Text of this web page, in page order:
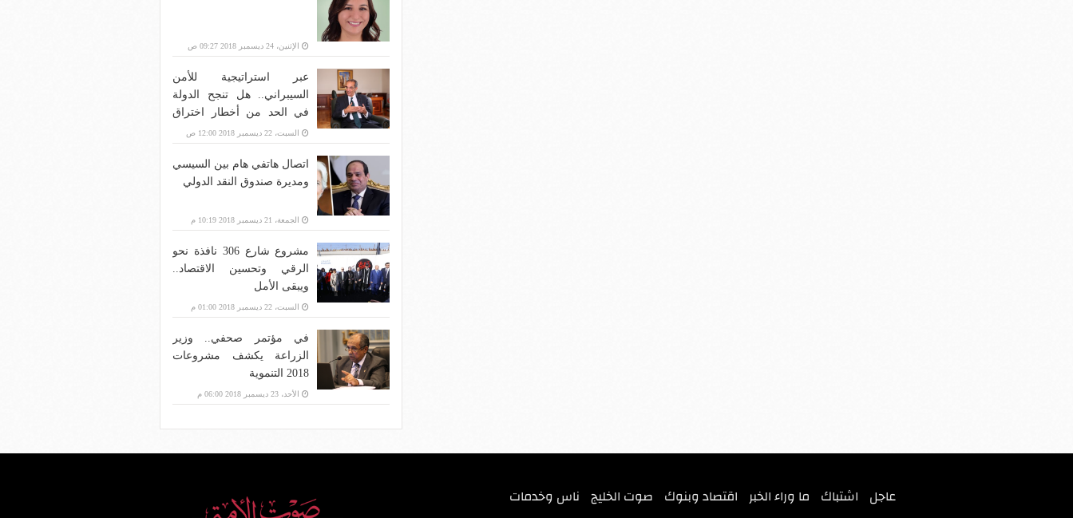
الإثنين، 24 ديسمبر 2018 09:27 ص
عبر استراتيجية للأمن
السيبراني.. هل تنجح الدولة
في الحد من أخطار اختراق
بنية الاتصالات؟
السبت، 22 ديسمبر 2018 12:00 ص
اتصال هاتفي هام بين السيسي
ومديرة صندوق النقد الدولي
الجمعة، 21 ديسمبر 2018 10:19 م
مشروع شارع 306 نافذة نحو
الرقي وتحسين الاقتصاد..
ويبقى الأمل
السبت، 22 ديسمبر 2018 01:00 م
في مؤتمر صحفي.. وزير
الزراعة يكشف مشروعات
2018 التنموية
الأحد، 23 ديسمبر 2018 06:00 م
عاجل اشتباك ما وراء الخبر اقتصاد وبنوك صوت الخليج ناس وخدمات